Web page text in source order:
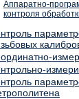
Аппаратно-
контроля